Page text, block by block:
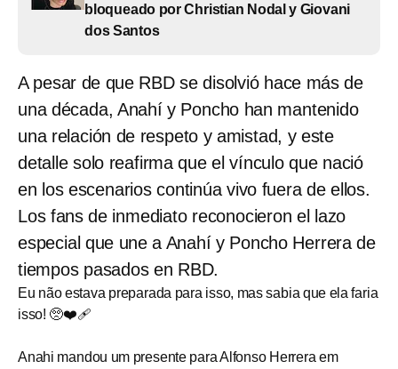
bloqueado por Christian Nodal y Giovani
dos Santos
A pesar de que RBD se disolvió hace más de
una década, Anahí y Poncho han mantenido
una relación de respeto y amistad, y este
detalle solo reafirma que el vínculo que nació
en los escenarios continúa vivo fuera de ellos.
Los fans de inmediato reconocieron el lazo
especial que une a Anahí y Poncho Herrera de
tiempos pasados en RBD.
Eu não estava preparada para isso, mas sabia que ela faria
isso! 🥺❤️‍🩹
Anahi mandou um presente para Alfonso Herrera em